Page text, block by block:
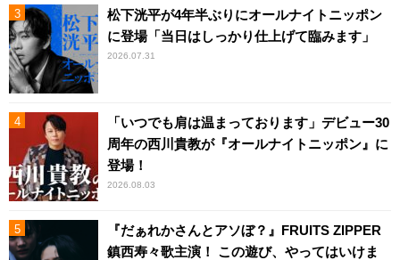
松下洸平が4年半ぶりにオールナイトニッポン
に登場「当日はしっかり仕上げて臨みます」
2026.07.31
「いつでも肩は温まっております」デビュー30
周年の西川貴教が『オールナイトニッポン』に
登場！
2026.08.03
『だぁれかさんとアソぼ？』FRUITS ZIPPER
鎮西寿々歌主演！ この遊び、やってはいけま